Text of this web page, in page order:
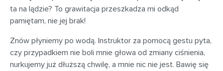
ta na lądzie? To grawitacja przeszkadza mi odkąd
pamiętam, nie jej brak!
Znów płyniemy po wodą. Instruktor za pomocą gestu pyta,
czy przypadkiem nie boli mnie głowa od zmiany ciśnienia,
nurkujemy już dłuższą chwilę, a mnie nic nie jest. Bawię się